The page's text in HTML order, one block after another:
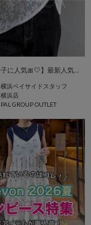
【おしゃれ女子に人気🎀🤍】最新人気ランキング👸🏻💐
横浜ベイサイドスタッフ
横浜店
PAL GROUP OUTLET